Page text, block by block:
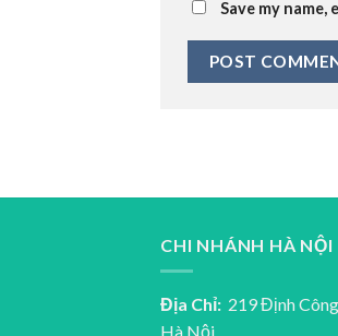
Save my
CHI NHÁNH HÀ NỘI
Địa Chỉ: 219 Định
Hà Nội